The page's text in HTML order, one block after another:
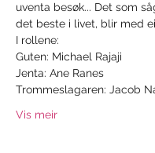
uventa besøk... Det som
det beste i livet, blir med
I rollene:
Guten: Michael Rajaji
Jenta: Ane Ranes
Trommeslagaren: Jacob
Vis meir